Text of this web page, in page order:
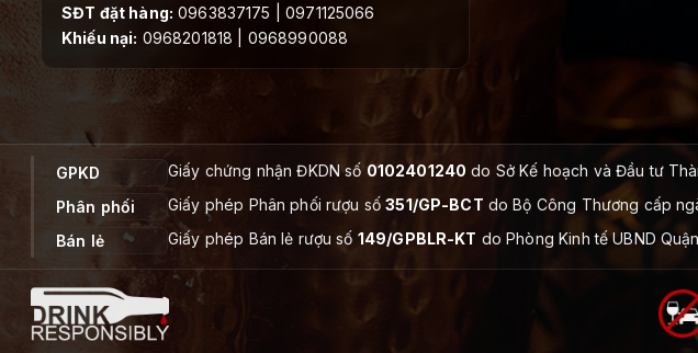
SĐT đặt hàng: 0963837175 | 0971125066
Khiếu nại: 0968201818 | 0968990088
GPKD Giấy chứng nhận ĐKDN số 0102401240 do Sở Kế hoạch và Đầu tư
Phân phối
Giấy phép Phân phối rượu số351/GP-BCT do Bộ Công Thương cấp
Bán lẻ
Giấy phép Bán lẻ rượu số 149/GPBLR-KT do Phòng Kinh tế UBND